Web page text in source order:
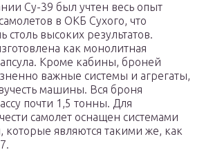
Су-39 был учтен весь опыт
в ОКБ Сухого, что
столь высоких результатов.
как монолитная
Кроме кабины, броней
важные системы и агрегаты,
машины. Вся броня
почти 1,5 тонны. Для
самолет оснащен системами
которые являются такими же, как